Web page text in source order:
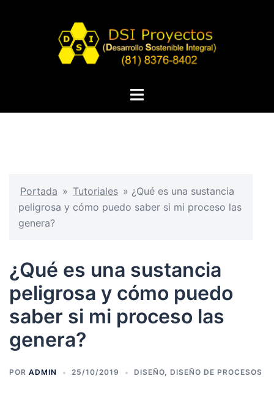
Portada » Tutoriales » ¿Qué es una sustancia
peligrosa y cómo puedo saber si mi proceso las
genera?
¿Qué es una sustancia
peligrosa y cómo puedo
saber si mi proceso las
genera?
POR ADMIN 25/10/2019 DISEÑO, DISEÑO DE PROCESOS